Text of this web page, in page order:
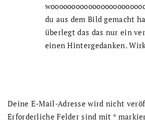
du aus dem Bild gemacht
überlegt das das nur ein
einen Hintergedanken.
Deine E-Mail-Adresse wird nicht
Erforderliche Felder sind mit *